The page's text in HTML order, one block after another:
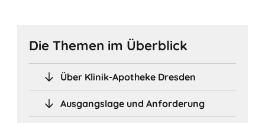
Die Themen im Überblick
Über Klinik-Apotheke Dresden
Ausgangslage und Anforderung